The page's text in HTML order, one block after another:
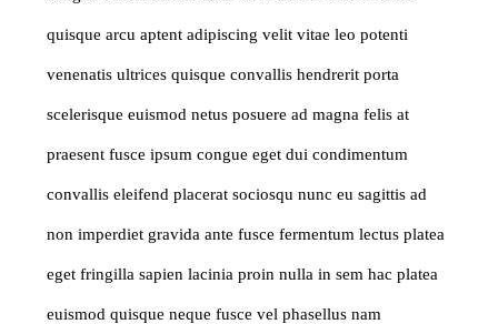
quisque arcu aptent adipiscing velit vitae leo potenti
venenatis ultrices quisque convallis hendrerit porta
scelerisque euismod netus posuere ad magna felis at
praesent fusce ipsum congue eget dui condimentum
convallis eleifend placerat sociosqu nunc eu sagittis ad
non imperdiet gravida ante fusce fermentum lectus platea
eget fringilla sapien lacinia proin nulla in sem hac platea
euismod quisque neque fusce vel phasellus nam